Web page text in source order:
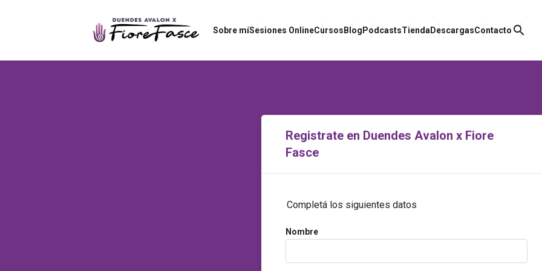
Sobre míSesiones OnlineCursosBlogPodcastsTiendaDescargasContacto search
Registrate en Duendes Avalon x Fiore
Fasce
Completá los siguientes datos
Nombre